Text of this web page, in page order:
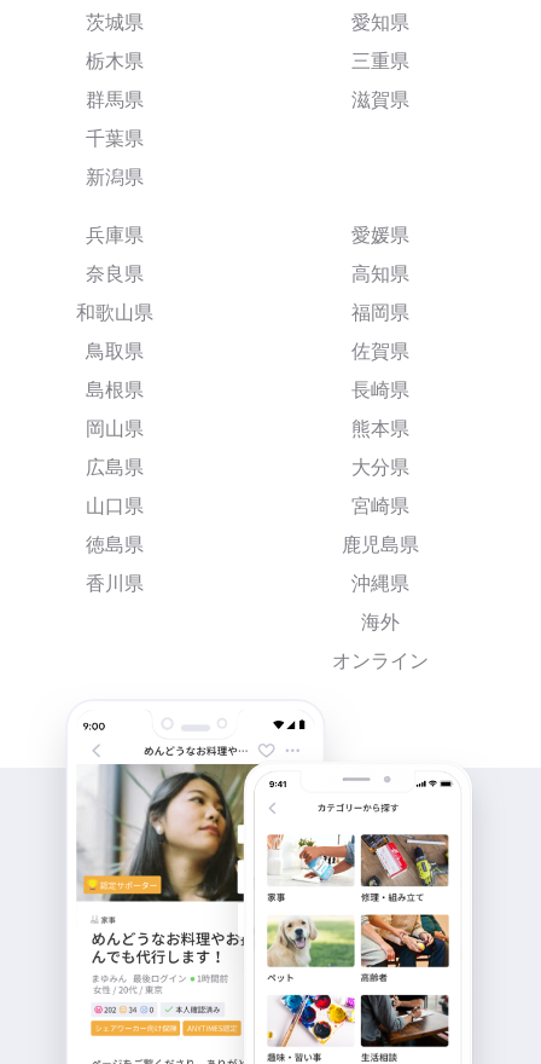
茨城県
栃木県
群馬県
千葉県
新潟県
愛知県
三重県
滋賀県
兵庫県
奈良県
和歌山県
鳥取県
島根県
岡山県
広島県
山口県
徳島県
香川県
愛媛県
高知県
福岡県
佐賀県
長崎県
熊本県
大分県
宮崎県
鹿児島県
沖縄県
海外
オンライン